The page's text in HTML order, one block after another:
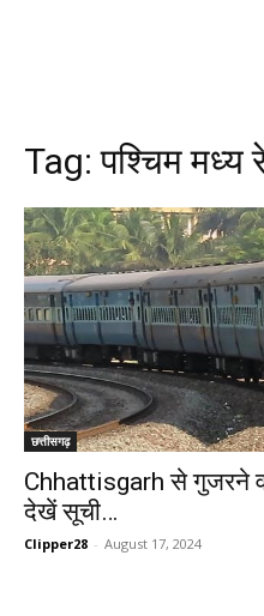
Tag:पश्चिम मध्य
छत्तीसगढ़
Chhattisgarh से गुजरने
देखें सूची…
Clipper28 - August 17, 2024